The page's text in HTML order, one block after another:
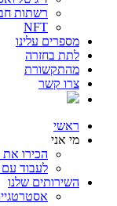
רשתות
NFT
מספרים עלינו
לתת בחזרה
מהתקשורת
צרו קשר
ראשי
מי אני
הכירו את
לעבוד
השירותים שלנו